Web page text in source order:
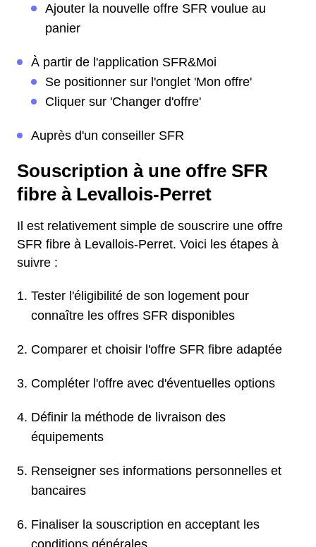
Ajouter la nouvelle offre SFR voulue au
panier
À partir de l'application SFR&Moi
Se positionner sur l'onglet 'Mon offre'
Cliquer sur 'Changer d'offre'
Auprès d'un conseiller SFR
Souscription à une offre SFR
fibre à Levallois-Perret
Il est relativement simple de souscrire une offre
SFR fibre à Levallois-Perret. Voici les étapes à
suivre :
Tester l'éligibilité de son logement pour
connaître les offres SFR disponibles
Comparer et choisir l'offre SFR fibre adaptée
Compléter l'offre avec d'éventuelles options
Définir la méthode de livraison des
équipements
Renseigner ses informations personnelles et
bancaires
Finaliser la souscription en acceptant les
conditions générales